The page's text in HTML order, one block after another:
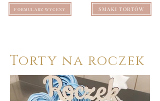
FORMULARZ WYCENY SMAKI TORTÓW
Torty na roczek